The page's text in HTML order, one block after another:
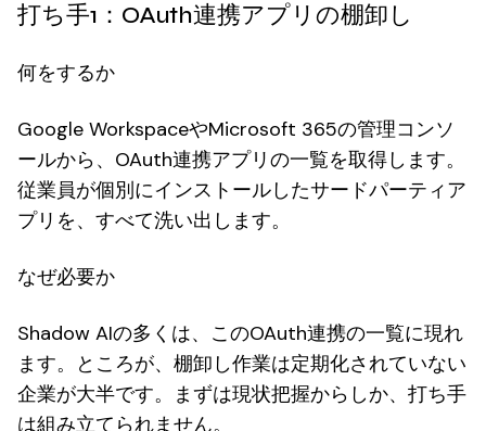
打ち手1：OAuth連携アプリの棚卸し
何をするか
Google WorkspaceやMicrosoft 365の管理コンソ
ールから、OAuth連携アプリの一覧を取得します。
従業員が個別にインストールしたサードパーティア
プリを、すべて洗い出します。
なぜ必要か
Shadow AIの多くは、このOAuth連携の一覧に現れ
ます。ところが、棚卸し作業は定期化されていない
企業が大半です。まずは現状把握からしか、打ち手
は組み立てられません。